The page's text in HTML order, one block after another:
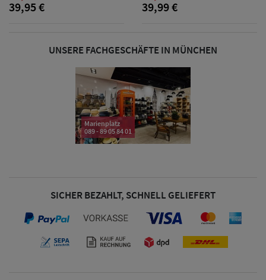
& Visoren
Damen Caps
Großgrößen
39,95 €
39,99 €
UNSERE FACHGESCHÄFTE IN MÜNCHEN
Marienplatz
089 - 89 05 84 01
SICHER BEZAHLT, SCHNELL GELIEFERT